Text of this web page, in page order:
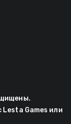
Lesta Games или